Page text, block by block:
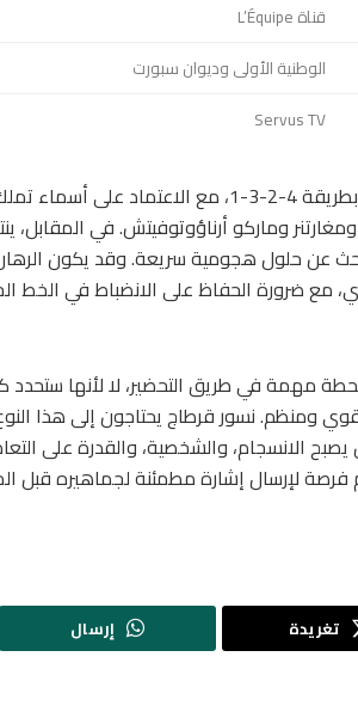
قناة L’Équipe
الوطنية الأولى وديوان سبورت
Servus TV
فنياً، قد يدخل المنتخب النمساوي اللقاء بطريقة 4-2-3-
وماركو أرناؤوتوفيتش. في
عن حلول هجومية سريعة. وقد يكون
مع ضرورة الحفاظ على الانضباط في
مهمة في طريق التحضير، لا لأنها
نسور قرطاج يحتاجون إلى هذا
الانسجام، والشخصية، والقدرة على
لإرسال إشارة مطمئنة لجماهيره قبل
تغريدة إرسال